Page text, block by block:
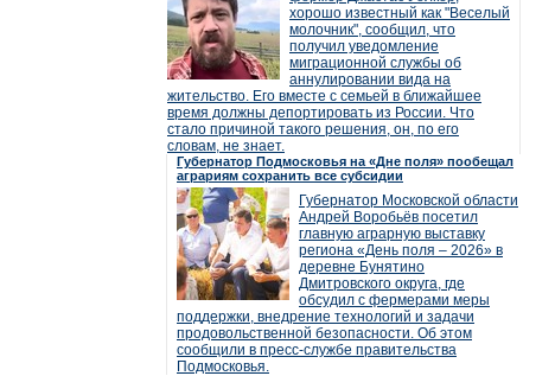
хорошо известный как "Веселый
молочник", сообщил, что
получил уведомление
миграционной службы об
аннулировании вида на
жительство. Его вместе с семьей в ближайшее
время должны депортировать из России. Что
стало причиной такого решения, он, по его
словам, не знает.
Губернатор Подмосковья на «Дне поля» пообещал
аграриям сохранить все субсидии
Губернатор Московской области
Андрей Воробьёв посетил
главную аграрную выставку
региона «День поля – 2026» в
деревне Бунятино
Дмитровского округа, где
обсудил с фермерами меры
поддержки, внедрение технологий и задачи
продовольственной безопасности. Об этом
сообщили в пресс-службе правительства
Подмосковья.